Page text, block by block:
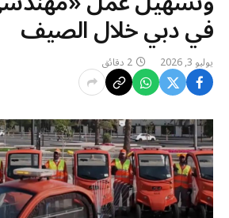
في دبي خلال الصيف
يوليو 3, 2026 2 دقائق